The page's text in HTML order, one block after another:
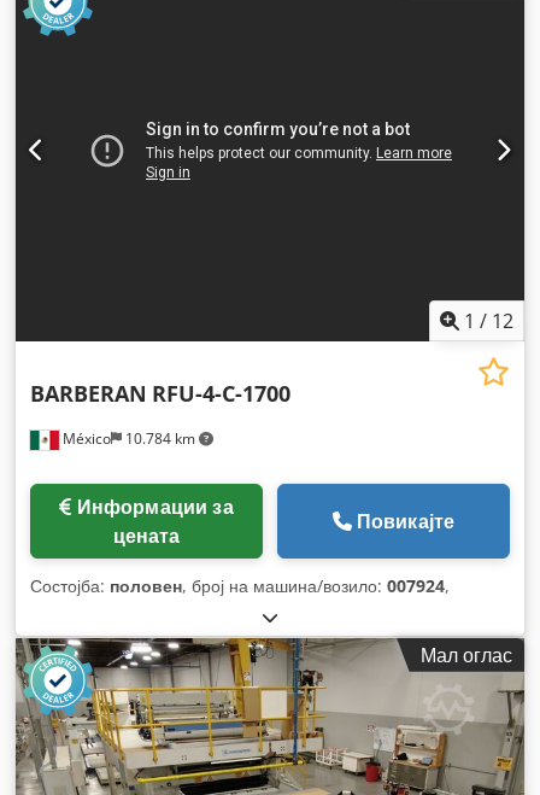
1 / 12
México 10.784 km
BARBERAN RFU-4-C-1700
цената
Повикајте
Состојба: половен, број на машина/возило: 007924,
Мал оглас